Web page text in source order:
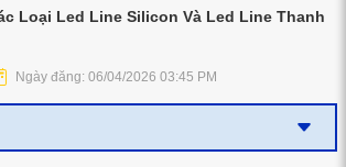
Loại Led Line Silicon Và Led Line Thanh
Ngày đăng: 06/04/2026 03:45 PM